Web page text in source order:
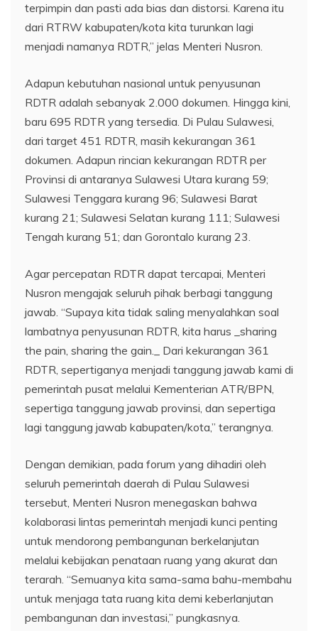
terpimpin dan pasti ada bias dan distorsi. Karena itu
dari RTRW kabupaten/kota kita turunkan lagi
menjadi namanya RDTR,” jelas Menteri Nusron.
Adapun kebutuhan nasional untuk penyusunan
RDTR adalah sebanyak 2.000 dokumen. Hingga kini,
baru 695 RDTR yang tersedia. Di Pulau Sulawesi,
dari target 451 RDTR, masih kekurangan 361
dokumen. Adapun rincian kekurangan RDTR per
Provinsi di antaranya Sulawesi Utara kurang 59;
Sulawesi Tenggara kurang 96; Sulawesi Barat
kurang 21; Sulawesi Selatan kurang 111; Sulawesi
Tengah kurang 51; dan Gorontalo kurang 23.
Agar percepatan RDTR dapat tercapai, Menteri
Nusron mengajak seluruh pihak berbagi tanggung
jawab. “Supaya kita tidak saling menyalahkan soal
lambatnya penyusunan RDTR, kita harus _sharing
the pain, sharing the gain._ Dari kekurangan 361
RDTR, sepertiganya menjadi tanggung jawab kami di
pemerintah pusat melalui Kementerian ATR/BPN,
sepertiga tanggung jawab provinsi, dan sepertiga
lagi tanggung jawab kabupaten/kota,” terangnya.
Dengan demikian, pada forum yang dihadiri oleh
seluruh pemerintah daerah di Pulau Sulawesi
tersebut, Menteri Nusron menegaskan bahwa
kolaborasi lintas pemerintah menjadi kunci penting
untuk mendorong pembangunan berkelanjutan
melalui kebijakan penataan ruang yang akurat dan
terarah. “Semuanya kita sama-sama bahu-membahu
untuk menjaga tata ruang kita demi keberlanjutan
pembangunan dan investasi,” pungkasnya.